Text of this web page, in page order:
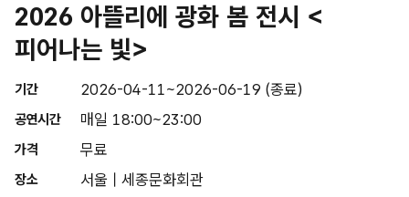
2026 아뜰리에 광화 봄 전시 <
피어나는 빛>
기간 2026-04-11~2026-06-19 (종료)
공연시간 매일 18:00~23:00
가격 무료
장소 서울 | 세종문화회관